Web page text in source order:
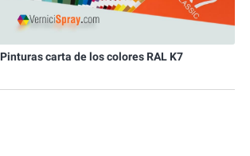
Pinturas carta de los colores RAL K7